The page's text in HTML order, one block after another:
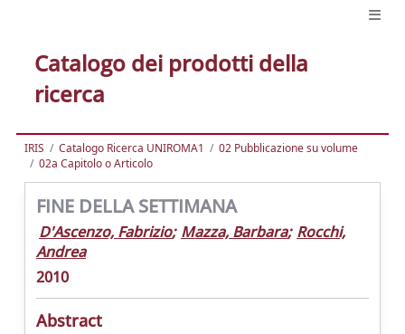
Catalogo dei prodotti della
ricerca
IRIS Catalogo Ricerca UNIROMA1
02 Pubblicazione su volume
02a Capitolo o Articolo
FINE DELLA SETTIMANA
D'Ascenzo, Fabrizio; Mazza, Barbara; Rocchi,
Andrea
2010
Abstract